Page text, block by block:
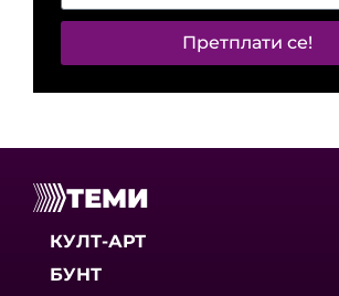
Претплати се!
ТЕМИ
КУЛТ-АРТ
БУНТ